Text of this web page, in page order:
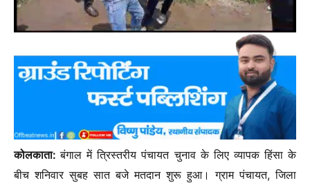
कोलकाता:बंगाल में त्रिस्तरीय पंचायत चुनाव के लिए व्यापक हिंसा के
बीच शनिवार सुबह सात बजे मतदान शुरू हुआ। ग्राम पंचायत, जिला